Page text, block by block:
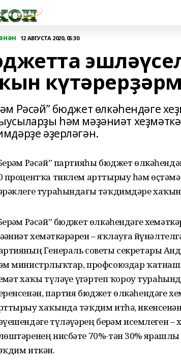
12 АВГУСТА 2020, 05:30
Рәсәй” бюджет өлкәһендәге
һәм мәҙәниәт
әҙерләгән.
Рәсәй” партияһы бюджет
процентҡа тиклем арттырыу һәм өҫтәмә
тураһындағы тәҡдимдәре
Рәсәй” бюджет өлкәһендәге
хеҙмәткәрҙәрен – яҡлауға
Генераль советы секретары
министрлыҡтар, профсоюздар
хаҡы түләүҙе үҙгәртеп ҡороу
партия бюджет өлкәһендәге
хаҡында тәҡдим итһә,
түләүҙәрҙең берҙәм
нисбәте 70%-тән 30%
иткән.